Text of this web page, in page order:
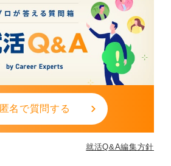
ンを明確にすることから始めてみま
匿名で質問する
就活Q&A編集方針